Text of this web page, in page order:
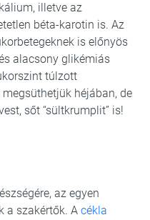
illetve az
béta-karotin is. Az
is előnyös
alacsony glikémiás
túlzott
héjában, de
sőt “sültkrumplit” is!
az egyen
a szakértők. A cékla